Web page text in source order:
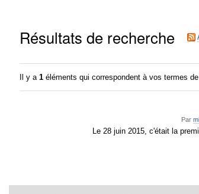
Résultats de recherche
Il y a1 éléments qui correspondent à vos termes
Par
Le 28 juin 2015, c'était la